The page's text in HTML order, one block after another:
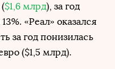
$1,6 млрд), за год
«Реал» оказался
за год понизилась
($1,5 млрд).